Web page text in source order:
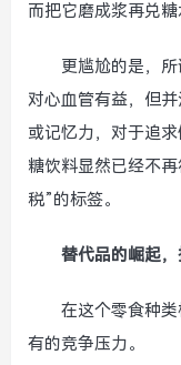
而把它磨成浆再兑糖
更尴尬的是，
对心血管有益，但
或记忆力，对于追
糖饮料显然已经不
税”的标签。
替代品的崛起
在这个零食种
有的竞争压力。